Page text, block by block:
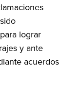
lograr
y ante
acuerdos